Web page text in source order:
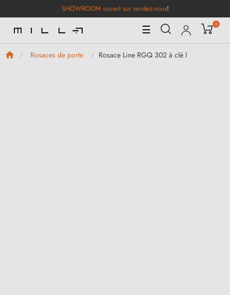
SHOWROOM ouvert sur rendez-vous!
Basculer
la
navigation
☰ 0
Rosaces de porte Rosace Line RGQ 302 à clé I